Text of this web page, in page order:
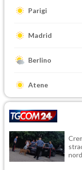
Parigi
Madrid
Berlino
Atene